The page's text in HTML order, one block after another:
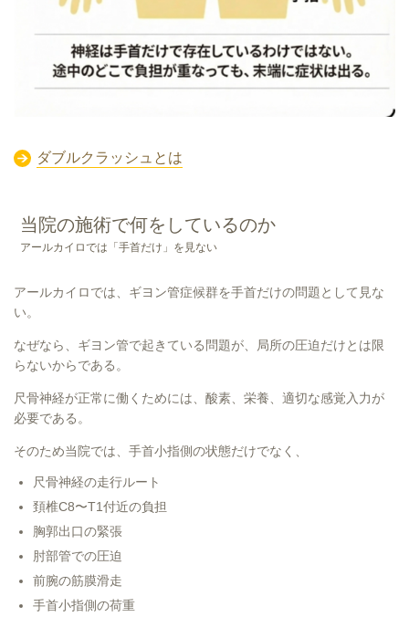
ダブルクラッシュとは
当院の施術で何をしているのか
アールカイロでは「手首だけ」を見ない
アールカイロでは、ギヨン管症候群を手首だけの問題として見な
い。
なぜなら、ギヨン管で起きている問題が、局所の圧迫だけとは限
らないからである。
尺骨神経が正常に働くためには、酸素、栄養、適切な感覚入力が
必要である。
そのため当院では、手首小指側の状態だけでなく、
尺骨神経の走行ルート
頚椎C8〜T1付近の負担
胸郭出口の緊張
肘部管での圧迫
前腕の筋膜滑走
手首小指側の荷重